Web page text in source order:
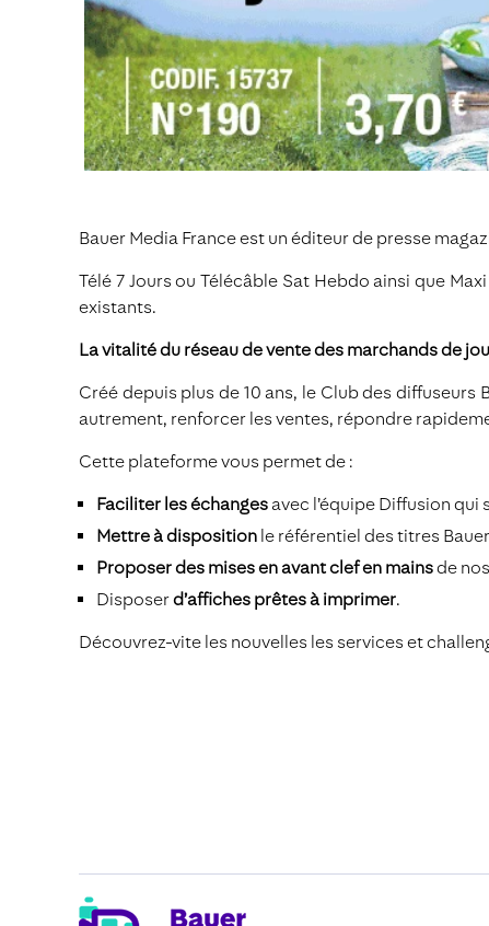
Bauer Media France est un éditeur de presse
Télé 7 Jours ou Télécâble Sat Hebdo ainsi que
existants.
La vitalité du réseau de vente des marchands de
Créé depuis plus de 10 ans, le Club des
autrement, renforcer les ventes, répondre
Cette plateforme vous permet de :
Faciliter les échanges avec l’équipe Diffusion
Mettre à disposition le référentiel des titres
Proposer des mises en avant clef en mainsde
Disposerd’affiches prêtes à imprimer.
Découvrez-vite les nouvelles les services et